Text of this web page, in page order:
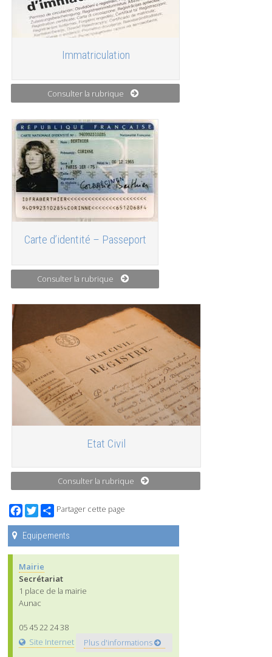
Immatriculation
Consulter la rubrique
Carte d’identité – Passeport
Consulter la rubrique
Etat Civil
Consulter la rubrique
Facebook
TwitterPartager cette page
Equipements
Mairie
Secrétariat
1 place de la mairie
Aunac
05 45 22 24 38
Site Internet
Plus d'informations